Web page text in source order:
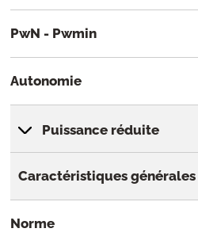
PwN - Pwmin
Autonomie
Puissance réduite
Caractéristiques générales
Norme